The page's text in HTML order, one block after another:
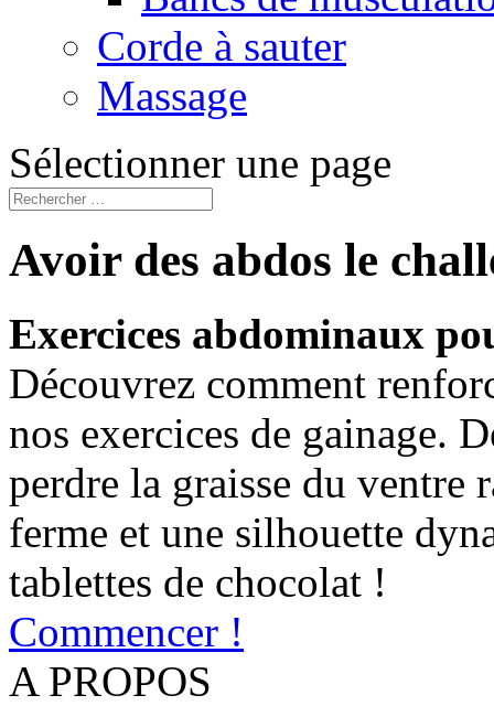
Corde à sauter
Massage
Sélectionner une page
Avoir des abdos le
Exercices abdominaux
Découvrez comment
nos exercices de gainage.
perdre la graisse du ventre
ferme et une silhouette
tablettes de chocolat !
Commencer !
A PROPOS